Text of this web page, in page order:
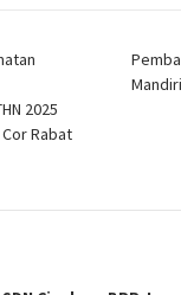
2025
Rabat